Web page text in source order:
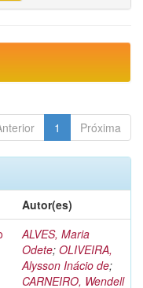
1 Próxima
Autor(es)
ALVES, Maria
Odete; OLIVEIRA,
Alysson Inácio de;
CARNEIRO, Wendell